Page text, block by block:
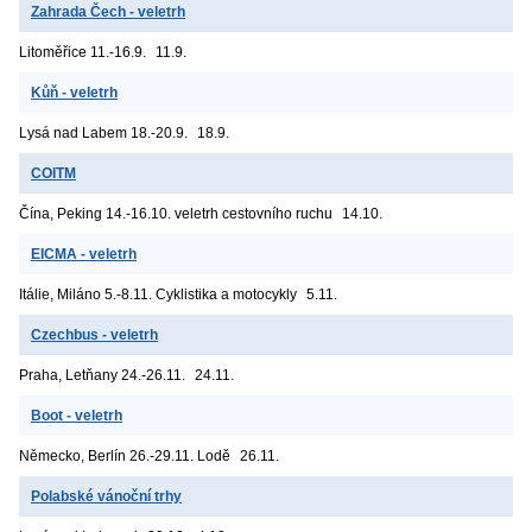
Zahrada Čech - veletrh
Litoměřice 11.-16.9. 11.9.
Kůň - veletrh
Lysá nad Labem 18.-20.9. 18.9.
COITM
Čína, Peking 14.-16.10. veletrh cestovního ruchu 14.10.
EICMA - veletrh
Itálie, Miláno 5.-8.11. Cyklistika a motocykly 5.11.
Czechbus - veletrh
Praha, Letňany 24.-26.11. 24.11.
Boot - veletrh
Německo, Berlín 26.-29.11. Lodě 26.11.
Polabské vánoční trhy